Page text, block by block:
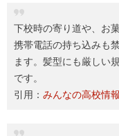
下校時の寄り道や、お
携帯電話の持ち込みも
ます。髪型にも厳しい
です。
引用： みんなの高校情報